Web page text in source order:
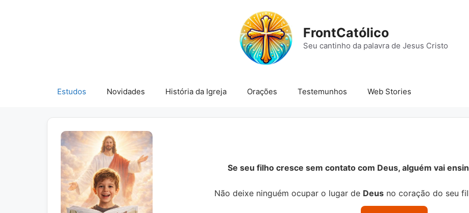
FrontCatólico
Seu cantinho da palavra de Jesus Cristo
Estudos Novidades História da Igreja Orações Testemunhos Web Stories
Se seu filho cresce sem contato com Deus, alguém vai
Não deixe ninguém ocupar o lugar de Deusno coração do seu